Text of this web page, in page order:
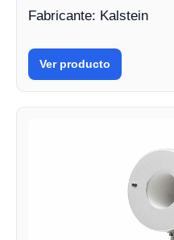
Fabricante: Kalstein
Ver producto